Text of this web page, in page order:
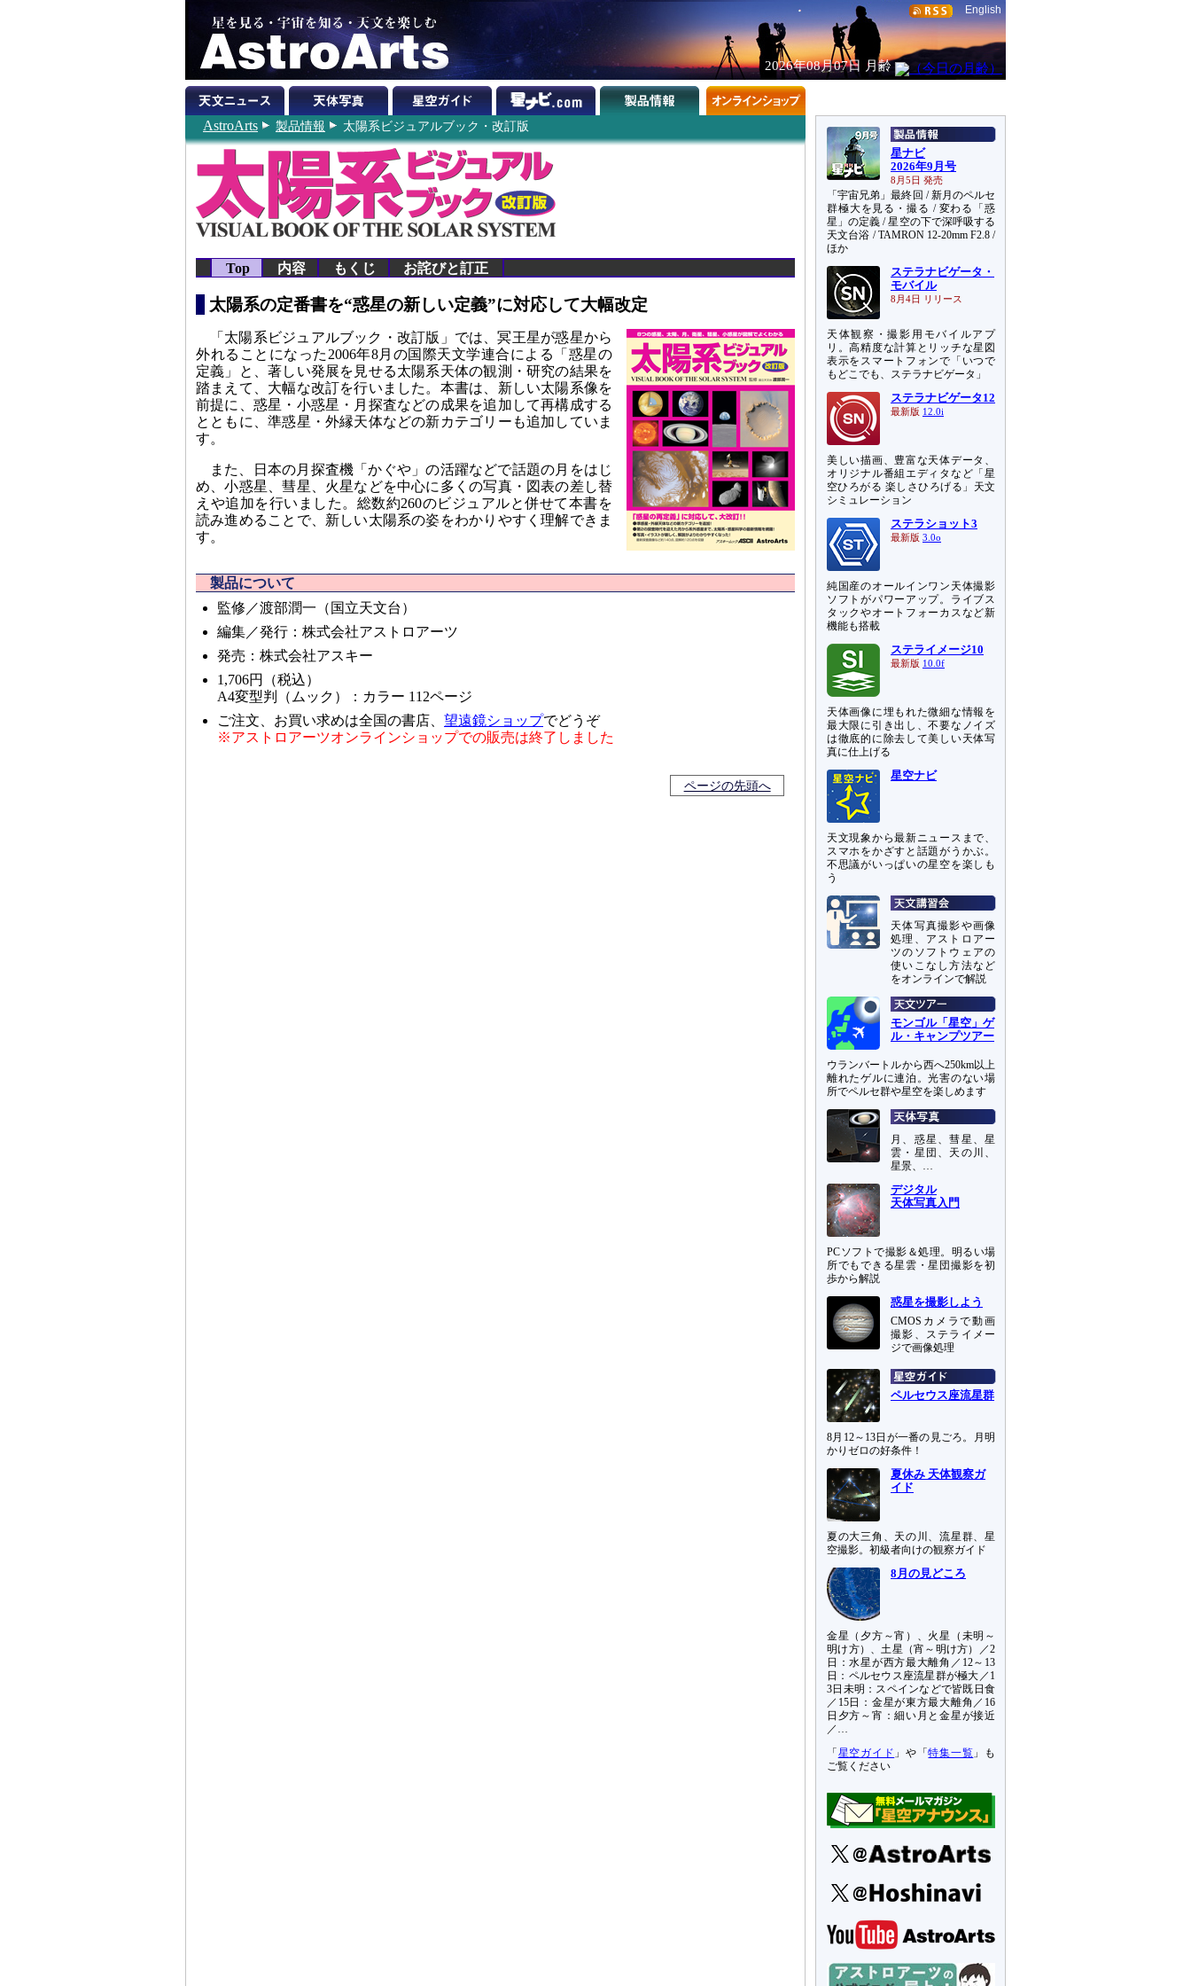
English
2026年08月07日 月齢
AstroArts 製品情報 太陽系ビジュアルブック・改訂版
Top 内容 もくじ お詫びと訂正
太陽系の定番書を“惑星の新しい定義”に対応して大幅改定
「太陽系ビジュアルブック・改訂版」では、冥王星が惑星から
外れることになった2006年8月の国際天文学連合による「惑星の
定義」と、著しい発展を見せる太陽系天体の観測・研究の結果を
踏まえて、大幅な改訂を行いました。本書は、新しい太陽系像を
前提に、惑星・小惑星・月探査などの成果を追加して再構成する
とともに、準惑星・外縁天体などの新カテゴリーも追加していま
す。
また、日本の月探査機「かぐや」の活躍などで話題の月をはじ
め、小惑星、彗星、火星などを中心に多くの写真・図表の差し替
えや追加を行いました。総数約260のビジュアルと併せて本書を
読み進めることで、新しい太陽系の姿をわかりやすく理解できま
す。
製品について
監修／渡部潤一（国立天文台）
編集／発行：株式会社アストロアーツ
発売：株式会社アスキー
1,706円（税込）
A4変型判（ムック）：カラー 112ページ
ご注文、お買い求めは全国の書店、 望遠鏡ショップでどうぞ
※アストロアーツオンラインショップでの販売は終了しました
ページの先頭へ
星ナビ
2026年9月号
8月5日 発売
「宇宙兄弟」最終回 / 新月のペルセ
群極大を見る・撮る / 変わる「惑
星」の定義 / 星空の下で深呼吸する
天文台浴 / TAMRON 12-20mm F2.8 /
ほか
ステラナビゲータ・
モバイル
8月4日 リリース
天体観察・撮影用モバイルアプ
リ。高精度な計算とリッチな星図
表示をスマートフォンで「いつで
もどこでも、ステラナビゲータ」
ステラナビゲータ12
最新版 12.0i
美しい描画、豊富な天体データ、
オリジナル番組エディタなど「星
空ひろがる 楽しさひろげる」天文
シミュレーション
ステラショット3
最新版 3.0o
純国産のオールインワン天体撮影
ソフトがパワーアップ。ライブス
タックやオートフォーカスなど新
機能も搭載
ステライメージ10
最新版 10.0f
天体画像に埋もれた微細な情報を
最大限に引き出し、不要なノイズ
は徹底的に除去して美しい天体写
真に仕上げる
星空ナビ
天文現象から最新ニュースまで、
スマホをかざすと話題がうかぶ。
不思議がいっぱいの星空を楽しも
う
天体写真撮影や画像
処理、アストロアー
ツのソフトウェアの
使いこなし方法など
をオンラインで解説
モンゴル「星空」ゲ
ル・キャンプツアー
ウランバートルから西へ250km以上
離れたゲルに連泊。光害のない場
所でペルセ群や星空を楽しめます
月、惑星、彗星、星
雲・星団、天の川、
星景、…
デジタル
天体写真入門
PCソフトで撮影＆処理。明るい場
所でもできる星雲・星団撮影を初
歩から解説
惑星を撮影しよう
CMOSカメラで動画
撮影、ステライメー
ジで画像処理
ペルセウス座流星群
8月12～13日が一番の見ごろ。月明
かりゼロの好条件！
夏休み 天体観察ガ
イド
夏の大三角、天の川、流星群、星
空撮影。初級者向けの観察ガイド
8月の見どころ
金星（夕方～宵）、火星（未明～
明け方）、土星（宵～明け方）／2
日：水星が西方最大離角／12～13
日：ペルセウス座流星群が極大／1
3日未明：スペインなどで皆既日食
／15日：金星が東方最大離角／16
日夕方～宵：細い月と金星が接近
／…
「 星空ガイド 」や「特集一覧 」も
ご覧ください